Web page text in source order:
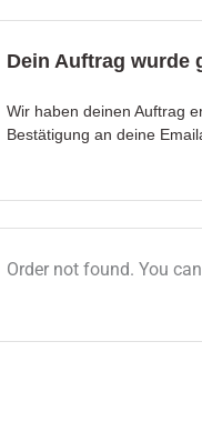
Dein Auftrag wurde
Wir haben deinen Auftrag
Bestätigung an deine
Order not found. You